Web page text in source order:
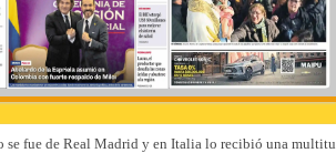
se fue de Real Madrid y en Italia lo recibió una